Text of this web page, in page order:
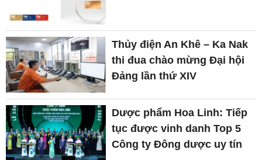
Thủy điện An Khê – Ka Nak
thi đua chào mừng Đại hội
Đảng lần thứ XIV
Dược phẩm Hoa Linh: Tiếp
tục được vinh danh Top 5
Công ty Đông dược uy tín